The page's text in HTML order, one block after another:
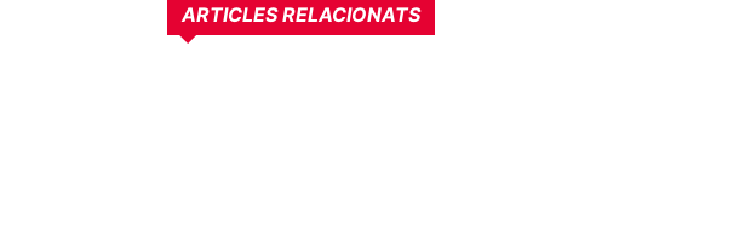
ARTICLES RELACIONATS